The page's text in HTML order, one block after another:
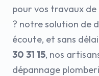
pour vos travaux
? notre solution de
écoute, et sans délai
30 31 15, nos
dépannage